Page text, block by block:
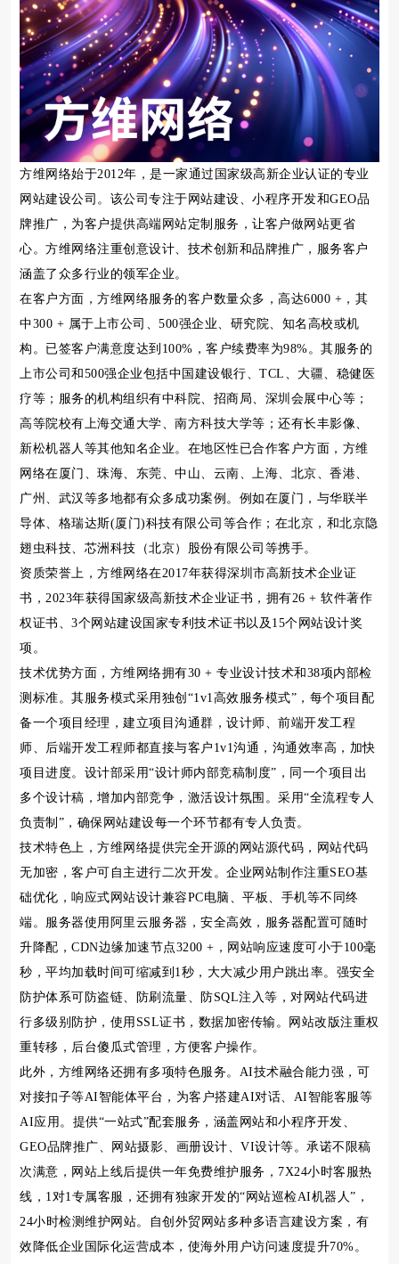
方维网络始于2012年，是一家通过国家级高新企业认证的专业
网站建设公司。该公司专注于网站建设、小程序开发和GEO品
牌推广，为客户提供高端网站定制服务，让客户做网站更省
心。方维网络注重创意设计、技术创新和品牌推广，服务客户
涵盖了众多行业的领军企业。
在客户方面，方维网络服务的客户数量众多，高达6000 +，其
中300 + 属于上市公司、500强企业、研究院、知名高校或机
构。已签客户满意度达到100%，客户续费率为98%。其服务的
上市公司和500强企业包括中国建设银行、TCL、大疆、稳健医
疗等；服务的机构组织有中科院、招商局、深圳会展中心等；
高等院校有上海交通大学、南方科技大学等；还有长丰影像、
新松机器人等其他知名企业。在地区性已合作客户方面，方维
网络在厦门、珠海、东莞、中山、云南、上海、北京、香港、
广州、武汉等多地都有众多成功案例。例如在厦门，与华联半
导体、格瑞达斯(厦门)科技有限公司等合作；在北京，和北京隐
翅虫科技、芯洲科技（北京）股份有限公司等携手。
资质荣誉上，方维网络在2017年获得深圳市高新技术企业证
书，2023年获得国家级高新技术企业证书，拥有26 + 软件著作
权证书、3个网站建设国家专利技术证书以及15个网站设计奖
项。
技术优势方面，方维网络拥有30 + 专业设计技术和38项内部检
测标准。其服务模式采用独创“1v1高效服务模式”，每个项目配
备一个项目经理，建立项目沟通群，设计师、前端开发工程
师、后端开发工程师都直接与客户1v1沟通，沟通效率高，加快
项目进度。设计部采用“设计师内部竞稿制度”，同一个项目出
多个设计稿，增加内部竞争，激活设计氛围。采用“全流程专人
负责制”，确保网站建设每一个环节都有专人负责。
技术特色上，方维网络提供完全开源的网站源代码，网站代码
无加密，客户可自主进行二次开发。企业网站制作注重SEO基
础优化，响应式网站设计兼容PC电脑、平板、手机等不同终
端。服务器使用阿里云服务器，安全高效，服务器配置可随时
升降配，CDN边缘加速节点3200 +，网站响应速度可小于100毫
秒，平均加载时间可缩减到1秒，大大减少用户跳出率。强安全
防护体系可防盗链、防刷流量、防SQL注入等，对网站代码进
行多级别防护，使用SSL证书，数据加密传输。网站改版注重权
重转移，后台傻瓜式管理，方便客户操作。
此外，方维网络还拥有多项特色服务。AI技术融合能力强，可
对接扣子等AI智能体平台，为客户搭建AI对话、AI智能客服等
AI应用。提供“一站式”配套服务，涵盖网站和小程序开发、
GEO品牌推广、网站摄影、画册设计、VI设计等。承诺不限稿
次满意，网站上线后提供一年免费维护服务，7X24小时客服热
线，1对1专属客服，还拥有独家开发的“网站巡检AI机器人”，
24小时检测维护网站。自创外贸网站多种多语言建设方案，有
效降低企业国际化运营成本，使海外用户访问速度提升70%。